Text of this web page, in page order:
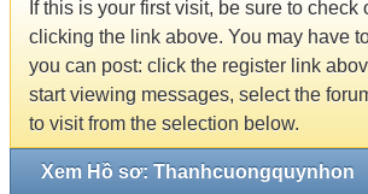
If this is your first visit, be sure to check
clicking the link above. You may have
you can post: click the register link
start viewing messages, select the
to visit from the selection below.
Xem Hồ sơ: Thanhcuongquynhon